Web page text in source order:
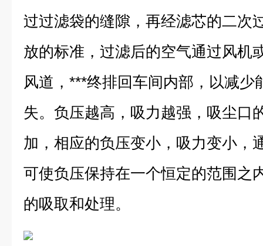
过过滤袋的缝隙，再经滤芯的二次
放的标准，过滤后的空气通过风机
风道，***终排回车间内部，以减少
失。 负压越高，吸力越强，吸尘口
加，相应的负压变小，吸力变小，
可使负压保持在一个恒定的范围之
的吸取和处理。